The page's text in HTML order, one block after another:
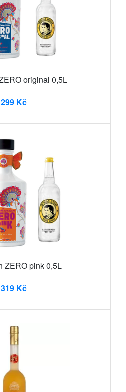
original 0,5L
299 Kč
ZERO pink 0,5L
319 Kč